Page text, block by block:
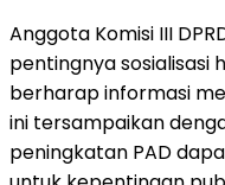
Anggota Komisi III
pentingnya sosialisasi
berharap informasi
ini tersampaikan
peningkatan PAD